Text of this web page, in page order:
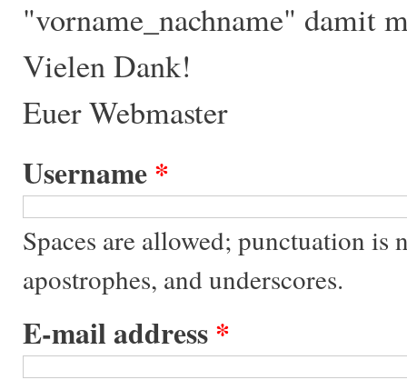
"vorname_nachname" damit
Vielen Dank!
Euer Webmaster
Username*
Spaces are allowed; punctuation
apostrophes, and underscores.
E-mail address*